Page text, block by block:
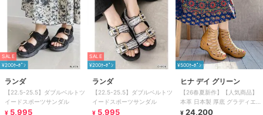
SALE
¥200ｸｰﾎﾟﾝ
ランダ
【22.5-25.5】ダブルベルトツ
イードスポーツサンダル
¥ 5,995
SALE
¥200ｸｰﾎﾟﾝ
ランダ
【22.5-25.5】ダブルベルトツ
イードスポーツサンダル
¥ 5,995
¥500ｸｰﾎﾟﾝ
ヒナ デイ グリーン
【26春夏新作】【人気商品】
本革 日本製 厚底 グラディエー
ター レザーサンダル
¥ 24,200